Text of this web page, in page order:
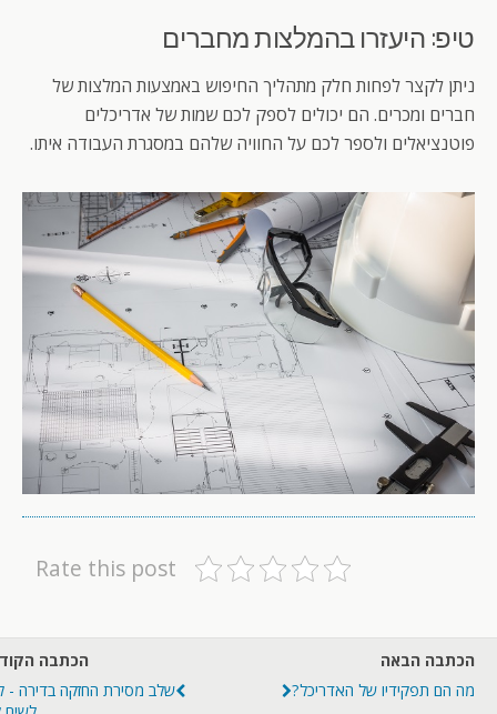
טיפ: היעזרו בהמלצות מחברים
ניתן לקצר לפחות חלק מתהליך החיפוש באמצעות המלצות של
חברים ומכרים. הם יכולים לספק לכם שמות של אדריכלים
פוטנציאלים ולספר לכם על החוויה שלהם במסגרת העבודה איתו.
Rate this post
הכתבה
שלב מסירת החזקה בדירה -
הכתבה הבאה
מה הם תפקידיו של האדריכל?